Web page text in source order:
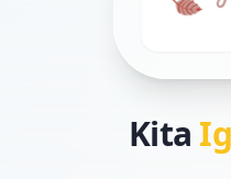
Kita